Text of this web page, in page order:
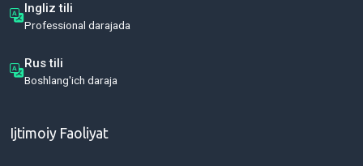
Ingliz tili
Professional darajada
Rus tili
Boshlang'ich daraja
Ijtimoiy Faoliyat